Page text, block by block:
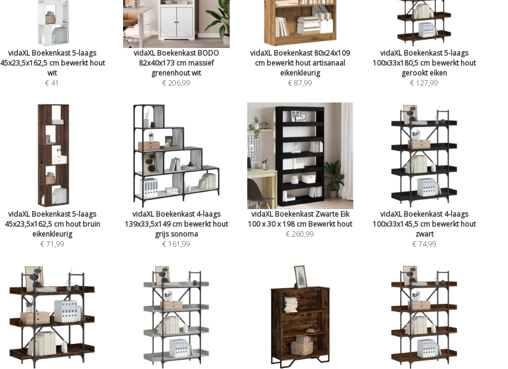
vidaXL Boekenkast 5-laags
45x23,5x162,5 cm bewerkt hout
wit
€ 41
vidaXL Boekenkast BODO
82x40x173 cm massief
grenenhout wit
€ 206,99
vidaXL Boekenkast 80x24x109
cm bewerkt hout artisanaal
eikenkleurig
€ 87,99
vidaXL Boekenkast 5-laags
100x33x180,5 cm bewerkt hout
gerookt eiken
€ 127,99
vidaXL Boekenkast 5-laags
45x23,5x162,5 cm hout bruin
eikenkleurig
€ 71,99
vidaXL Boekenkast 4-laags
139x33,5x149 cm bewerkt hout
grijs sonoma
€ 161,99
vidaXL Boekenkast Zwarte Eik
100 x 30 x 198 cm Bewerkt hout
€ 260,99
vidaXL Boekenkast 4-laags
100x33x145,5 cm bewerkt hout
zwart
€ 74,99